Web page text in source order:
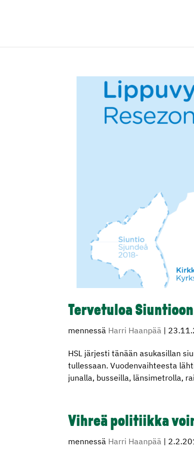
Tervetuloa
mennessä Harri Haanpää |
HSL järjesti tänään asukasillan
tullessaan. Vuodenvaihteesta
junalla, busseilla, länsimetrolla,
Vihreä politiikka
mennessä Harri Haanpää |